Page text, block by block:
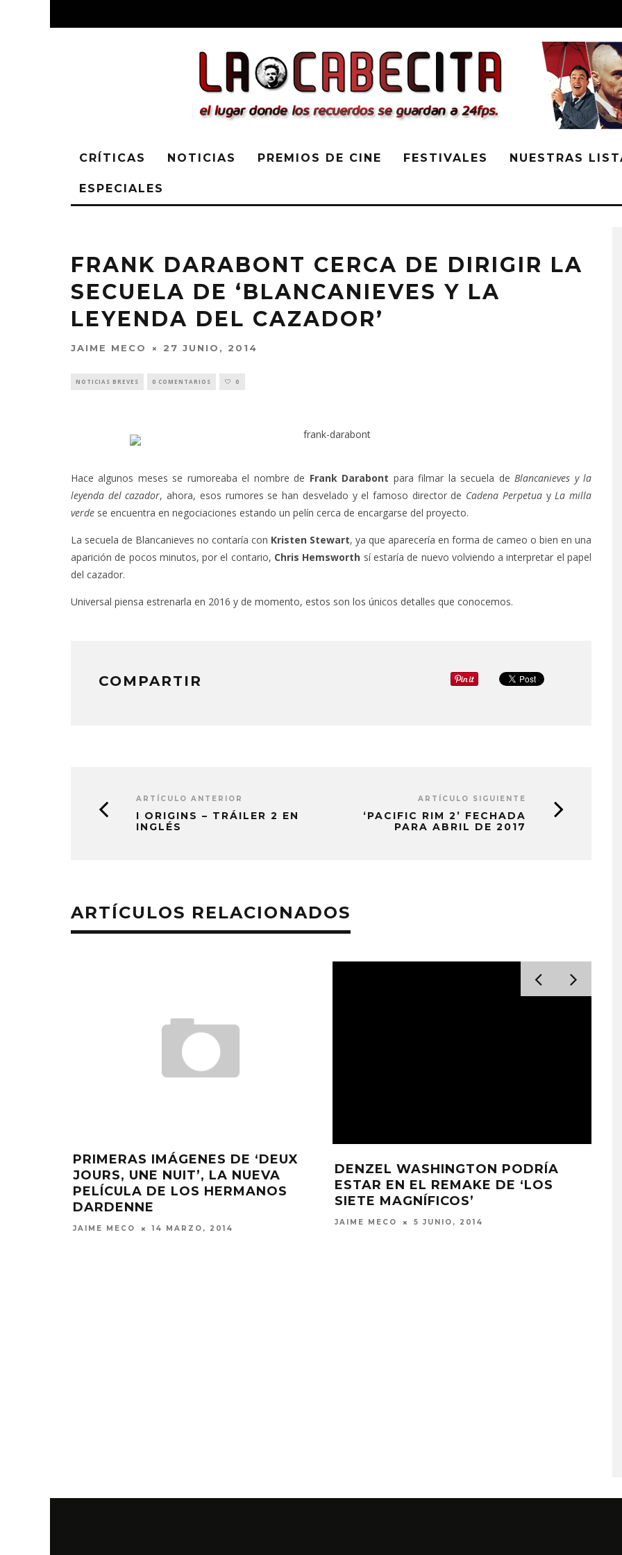
CRÍTICAS NOTICIAS PREMIOS DE CINE FESTIVALES NUESTRAS
ESPECIALES
FRANK DARABONT CERCA DE DIRIGIR LA
SECUELA DE ‘BLANCANIEVES Y LA
LEYENDA DEL CAZADOR’
JAIME MECO 27 JUNIO, 2014
NOTICIAS BREVES 0 COMENTARIOS 0
Hace algunos meses se rumoreaba el nombre de Frank Darabont para filmar la secuela deBlancanieves y la
leyenda del cazador, ahora, esos rumores se han desvelado y el famoso director de Cadena PerpetuayLa milla
verde se encuentra en negociaciones estando un pelín cerca de encargarse del proyecto.
La secuela de Blancanieves no contaría con Kristen Stewart, ya que aparecería en forma de cameo o bien en una
aparición de pocos minutos, por el contario, Chris Hemsworth sí estaría de nuevo volviendo a interpretar el papel
del cazador.
Universal piensa estrenarla en 2016 y de momento, estos son los únicos detalles que conocemos.
COMPARTIR
ARTÍCULO ANTERIOR
I ORIGINS – TRÁILER 2 EN
INGLÉS
ARTÍCULO SIGUIENTE
‘PACIFIC RIM 2’ FECHADA
PARA ABRIL DE 2017
ARTÍCULOS RELACIONADOS
PRIMERAS IMÁGENES DE ‘DEUX
JOURS, UNE NUIT’, LA NUEVA
PELÍCULA DE LOS HERMANOS
DARDENNE
JAIME MECO 14 MARZO, 2014
DENZEL WASHINGTON PODRÍA